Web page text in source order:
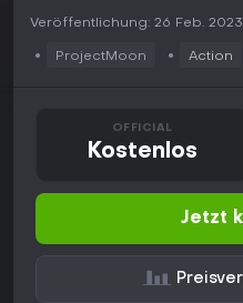
Veröffentlichung: 26 Feb. 2023
ProjectMoon Action
OFFICIAL
Kostenlos
Jetzt